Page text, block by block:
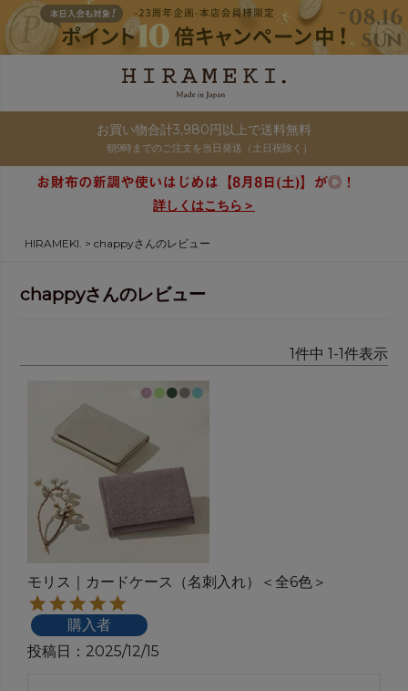
お買い物合計3,980円以上で送料無料
朝9時までのご注文を当日発送（土日祝除く）
詳しくはこちら＞
HIRAMEKI. chappyさんのレビュー
chappyさんのレビュー
1件中 1 -1件表示
モリス｜カードケース（名刺入れ）＜全6色＞
購入者
投稿日
2025/12/15